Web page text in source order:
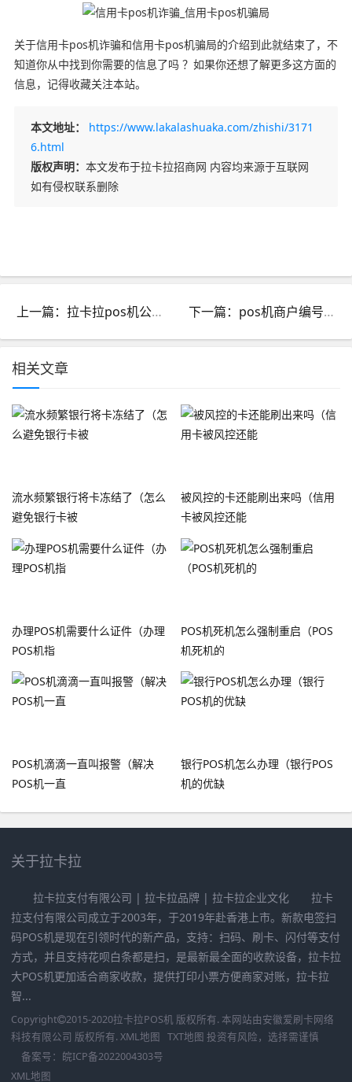
关于信用卡pos机诈骗和信用卡pos机骗局的介绍到此就结束了，不
知道你从中找到你需要的信息了吗 ？如果你还想了解更多这方面的
信息，记得收藏关注本站。
本文地址：
https://www.lakalashuaka.com/zhishi/3171
6.html
版权声明： 本文发布于拉卡拉招商网 内容均来源于互联网
如有侵权联系删除
上一篇：拉卡拉pos机公司简介_拉卡拉pos机公司在哪里 下一篇：pos机商户编号被注销了怎么办_我的pos机商户被注销什么原因
相关文章
流水频繁银行将卡冻结了（怎么
避免银行卡被
被风控的卡还能刷出来吗（信用
卡被风控还能
办理POS机需要什么证件（办理
POS机指
POS机死机怎么强制重启（POS
机死机的
POS机滴滴一直叫报警（解决
POS机一直
银行POS机怎么办理（银行POS
机的优缺
关于拉卡拉
拉卡拉支付有限公司 | 拉卡拉品牌 | 拉卡拉企业文化 拉卡
拉支付有限公司成立于2003年，于2019年赴香港上市。新款电签扫
码POS机是现在引领时代的新产品，支持：扫码、刷卡、闪付等支付
方式，并且支持花呗白条都是扫，是最新最全面的收款设备，拉卡拉
大POS机更加适合商家收款，提供打印小票方便商家对账，拉卡拉
智...
Copyright 2015-2020拉卡拉POS机 版权所有. 本网站由安徽爱刷卡网络
科技有限公司 版权所有. XML地图 TXT地图 投资有风险，选择需谨慎
备案号： 皖ICP备2022004303号
XML地图